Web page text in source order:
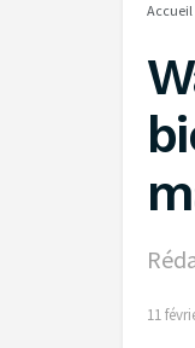
Accueil
11